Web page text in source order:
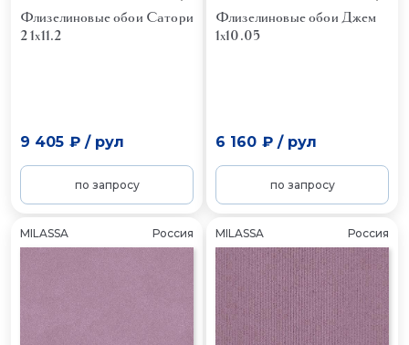
Флизелиновые обои Сатори
2 1x11.2
9 405 ₽/ рул
по запросу
Флизелиновые обои Джем
1x10.05
6 160 ₽/ рул
по запросу
MILASSA Россия MILASSA Россия